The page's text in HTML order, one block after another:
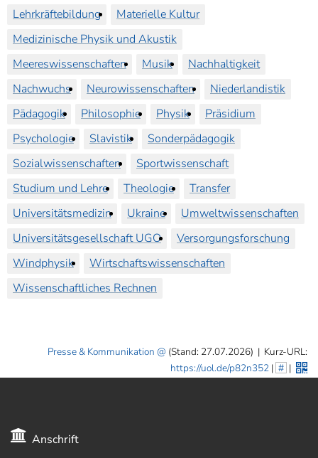
Lehrkräftebildung
Materielle Kultur
Medizinische Physik und Akustik
Meereswissenschaften
Musik
Nachhaltigkeit
Nachwuchs
Neurowissenschaften
Niederlandistik
Pädagogik
Philosophie Physik
Präsidium
Psychologie
Slavistik
Sonderpädagogik
Sozialwissenschaften
Sportwissenschaft
Studium und Lehre
Theologie
Transfer
Universitätsmedizin
Ukraine
Umweltwissenschaften
Universitätsgesellschaft UGO
Versorgungsforschung
Windphysik
Wirtschaftswissenschaften
Wissenschaftliches Rechnen
Presse & Kommunikation (Stand: 27.07.2026) | Kurz-URL:
https://uol.de/p82n352| # |
Anschrift